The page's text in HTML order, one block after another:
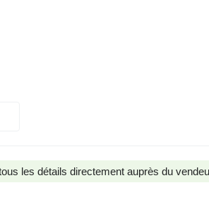
les détails directement auprès du